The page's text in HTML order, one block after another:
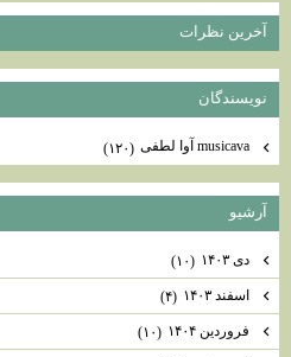
آخرين نظرات
نويسندگان
(۱۲۰)
آرشيو
دی ۱۴۰۳ (۱۰)
اسفند ۱۴۰۳ (۴)
فروردین ۱۴۰۴ (۱۰)